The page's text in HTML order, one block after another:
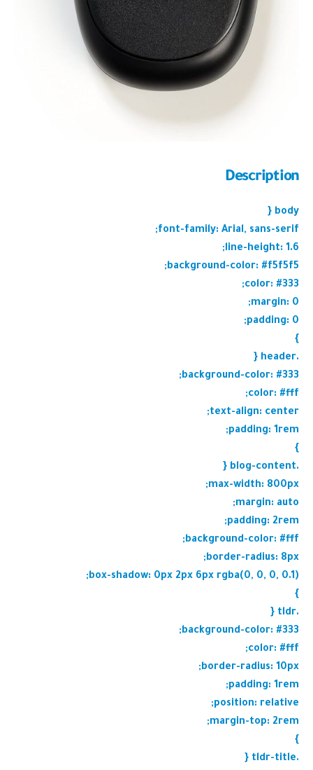
Description
body {
font-family: Arial, sans-serif;
line-height: 1.6;
background-color: #f5f5f5;
color: #333;
margin: 0;
padding: 0;
}
.header {
background-color: #333;
color: #fff;
text-align: center;
padding: 1rem;
}
.blog-content {
max-width: 800px;
margin: auto;
padding: 2rem;
background-color: #fff;
border-radius: 8px;
box-shadow: 0px 2px 6px rgba(0, 0, 0, 0.1);
}
.tldr {
background-color: #333;
color: #fff;
border-radius: 10px;
padding: 1rem;
position: relative;
margin-top: 2rem;
}
.tldr-title {